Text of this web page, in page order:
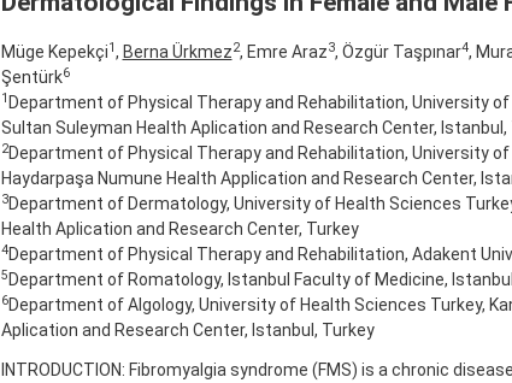
Müge Kepekçi1, Berna Ürkmez2, Emre Araz3, Özgür Taşpınar4,
Şentürk6
1 Department of Physical Therapy and Rehabilitation, University
Sultan Suleyman Health Aplication and Research Center, Istanbul,
2Department of Physical Therapy and Rehabilitation, University
Haydarpaşa Numune Health Application and Research Center,
3Department of Dermatology, University of Health Sciences
Health Aplication and Research Center, Turkey
4Department of Physical Therapy and Rehabilitation, Adakent
5 Department of Romatology, Istanbul Faculty of Medicine,
6Department of Algology, University of Health Sciences Turkey,
Aplication and Research Center, Istanbul, Turkey
INTRODUCTION: Fibromyalgia syndrome (FMS) is a chronic